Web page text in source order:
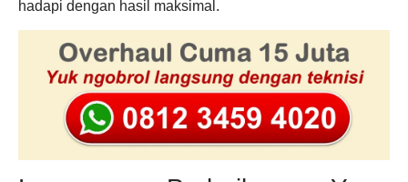
hadapi dengan hasil maksimal.